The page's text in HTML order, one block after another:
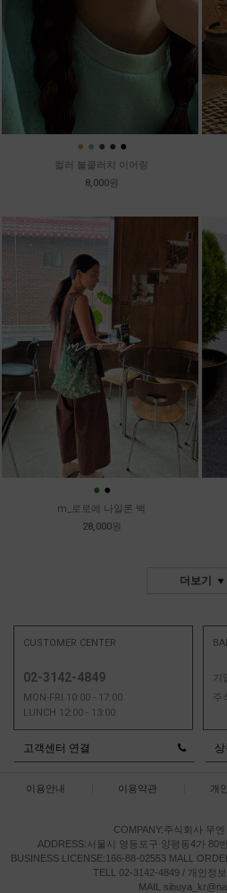
● ● ● ● ●
컬러 볼클러치 이어링
8,000원
● ●
m_로로에 나일론 백
28,000원
더보기
CUSTOMER CENTER
02-3142-4849
MON-FRI 10:00 - 17:00
LUNCH 12:00 - 13:00
기
주
고객센터 연결
이용안내 이용약관 개
COMPANY:주식회사 무엔
ADDRESS:서울시 영등포구 양평동4가 80
BUSINESS LICENSE:166-88-02553 MALL
TELL 02-3142-4849 / 개인정
MAIL